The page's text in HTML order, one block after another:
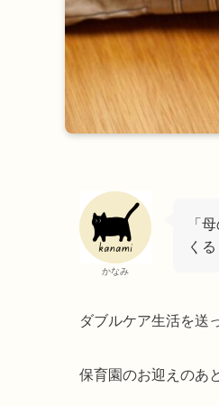
かなみ
「
く
ダブルケア生活を送
保育園のお迎えのあ